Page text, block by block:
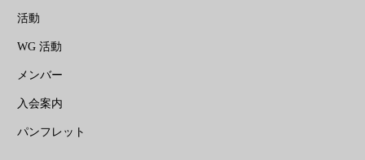
活動
WG 活動
メンバー
入会案内
パンフレット